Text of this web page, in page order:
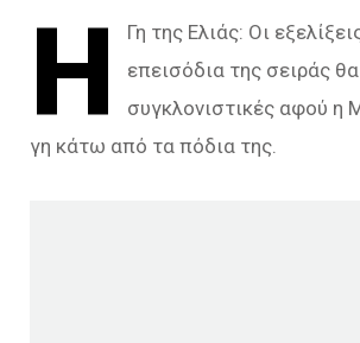
Η
Γη της Ελιάς: Οι
επεισόδια της σειράς θα
συγκλονιστικές αφού η
γη κάτω από τα πόδια της.